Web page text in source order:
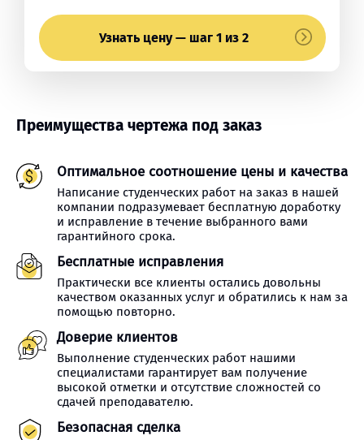
Узнать цену — шаг 1 из 2
Преимущества чертежа под заказ
Оптимальное соотношение цены и качества
Написание студенческих работ на заказ в нашей
компании подразумевает бесплатную доработку
и исправление в течение выбранного вами
гарантийного срока.
Бесплатные исправления
Практически все клиенты остались довольны
качеством оказанных услуг и обратились к нам за
помощью повторно.
Доверие клиентов
Выполнение студенческих работ нашими
специалистами гарантирует вам получение
высокой отметки и отсутствие сложностей со
сдачей преподавателю.
Безопасная сделка